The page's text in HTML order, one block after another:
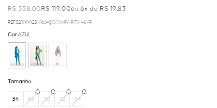
R$ 558,00R$ 119,00ou 6x de R$ 19,83
REF.52.10.0025-066 COMPARTILHAR
Cor:AZUL
Tamanho:
36 38 40 42 44